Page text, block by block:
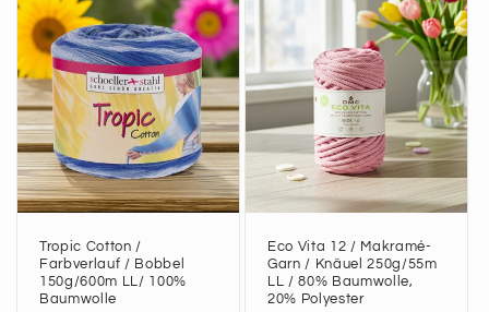
Tropic Cotton /
Farbverlauf / Bobbel
150g/600m LL/ 100%
Baumwolle
Eco Vita 12 / Makramé-
Garn / Knäuel 250g/55m
LL / 80% Baumwolle,
20% Polyester